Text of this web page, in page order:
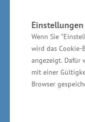
Wenn Sie
wird das Cookie-
angezeigt. Dafür
mit einer
Browser
bedeutender
ordentliches
Vorpommerns
abschließend